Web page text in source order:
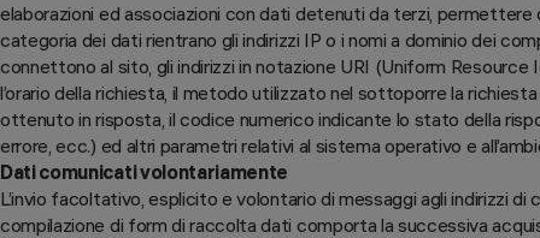
elaborazioni ed associazioni con dati detenuti da terzi,
categoria dei dati rientrano gli indirizzi IP o i nomi a dominio dei
connettono al sito, gli indirizzi in notazione URI (Uniform
l’orario della richiesta, il metodo utilizzato nel sottoporre la
ottenuto in risposta, il codice numerico indicante lo stato della
errore, ecc.) ed altri parametri relativi al sistema operativo e
Dati comunicati volontariamente
L’invio facoltativo, esplicito e volontario di messaggi agli indirizzi
compilazione di form di raccolta dati comporta la successiva